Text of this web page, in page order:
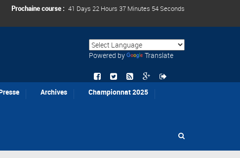
Prochaine course : 41 Days 22 Hours 37 Minutes 54 Seconds
Powered by Translate
Archives Championnat 2025